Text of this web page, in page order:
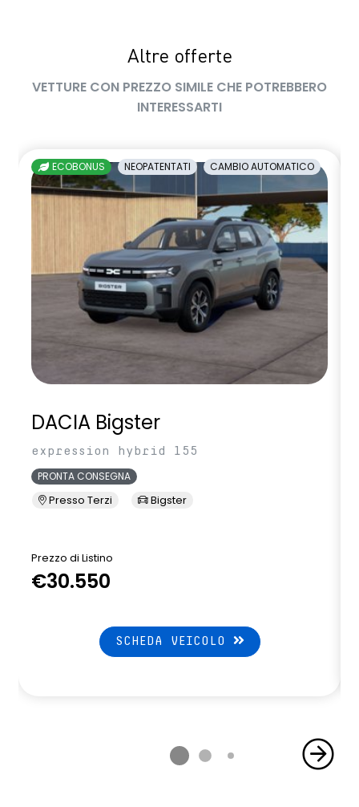
sedili posteriori ripiegabili 1/3 - 2/3
sellerie in tessuto nero melange e tessuto nero titanio con
sistema di controllo della pressione pneumatici indiretto
sistema di frenata d'emergenza attiva
sistema multimediale openR link 10.4" con Google integrato
volante in pelle
Altre offerte
VETTURE CON PREZZO SIMILE CHE POTREBBERO
INTERESSARTI
ECOBONUS NEOPATENTATI CAMBIO AUTOMATICO
DACIA Bigster
expression hybrid 155
PRONTA CONSEGNA
Presso Terzi Bigster
Prezzo di Listino
€30.550
SCHEDA VEICOLO